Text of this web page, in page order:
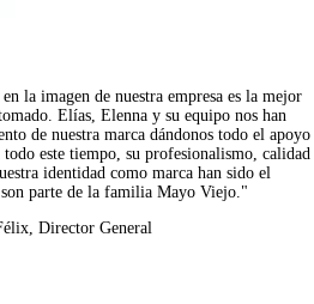
la imagen de nuestra empresa es la mejor
Elías, Elenna y su equipo nos han
de nuestra marca dándonos todo el apoyo
todo este tiempo, su profesionalismo, calidad
identidad como marca han sido el
parte de la familia Mayo Viejo."
Director General